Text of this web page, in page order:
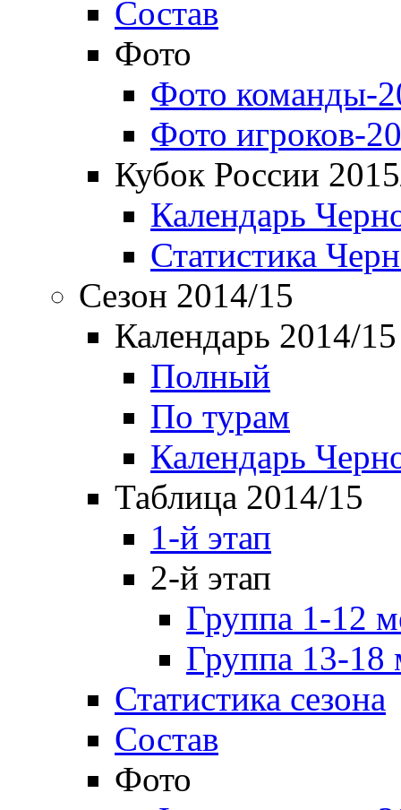
Состав
Фото
Фото команды-
Фото игроков-
Кубок России
Календарь
Статистика
Сезон 2014/15
Календарь 2014/15
Полный
По турам
Календарь
Таблица 2014/15
1-й этап
2-й этап
Группа 1-12
Группа 13-18
Статистика сезона
Состав
Фото